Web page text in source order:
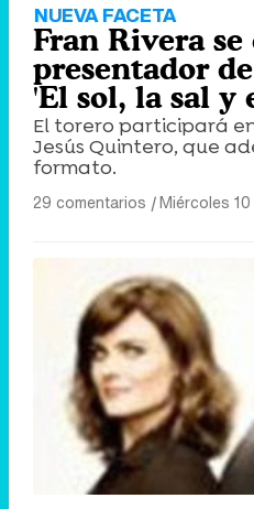
NUEVA FACETA
Fran Rivera
presentador
'El sol, la sal y
El torero participará
Jesús Quintero, que
formato.
29 comentarios |Miércoles